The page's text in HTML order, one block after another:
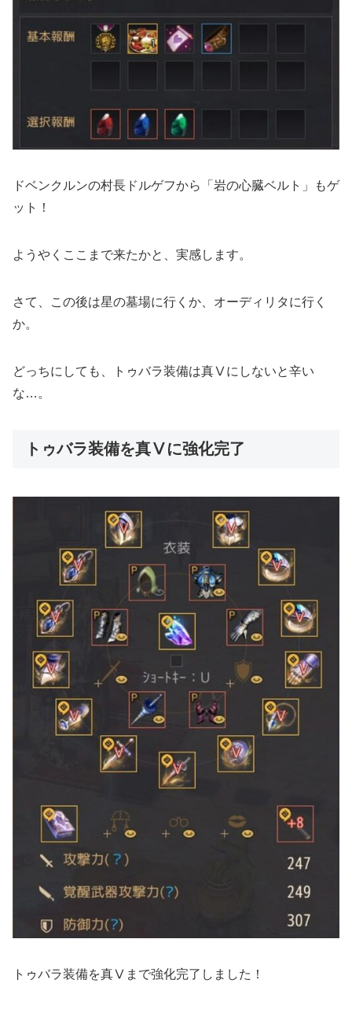
ドベンクルンの村長ドルゲフから「岩の心臓ベルト」もゲ
ット！
ようやくここまで来たかと、実感します。
さて、この後は星の墓場に行くか、オーディリタに行く
か。
どっちにしても、トゥバラ装備は真Ⅴにしないと辛い
な…。
トゥバラ装備を真Ⅴに強化完了
トゥバラ装備を真Ⅴまで強化完了しました！